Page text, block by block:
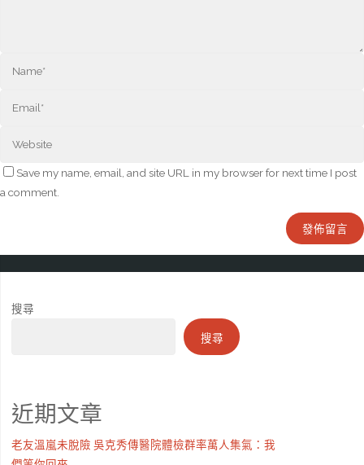
Save my name, email, and site URL in my browser for next time I post
a comment.
搜尋
搜尋
近期文章
老友溫嵐未脫險 吳克秀傳醫院體檢群率萬人集氣：我